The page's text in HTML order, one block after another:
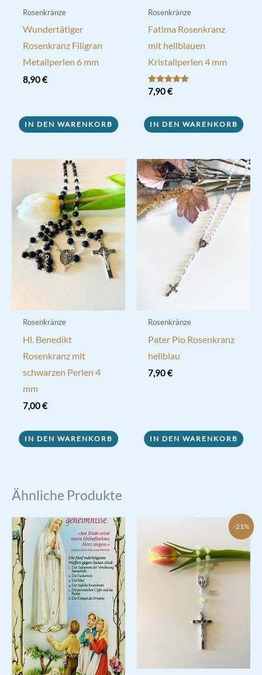
Rosenkränze
Wundertätiger
Rosenkranz Filigran
Metallperlen 6 mm
8,90€
IN DEN WARENKORB
Rosenkränze
Fatima Rosenkranz
mit hellblauen
Kristallperlen 4 mm
Bewertet mit
5.00
7,90€
IN DEN WARENKORB
Rosenkränze
Hl. Benedikt
Rosenkranz mit
schwarzen Perlen 4
mm
7,00€
IN DEN WARENKORB
Rosenkränze
Pater Pio Rosenkranz
hellblau
7,90€
IN DEN WARENKORB
Ähnliche Produkte
-21%